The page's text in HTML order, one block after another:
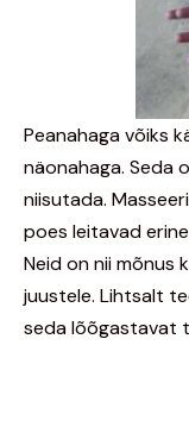
Peanahaga võiks
näonahaga. Seda
niisutada.
poes leitavad
Neid on nii mõnus
juustele. Lihtsalt
seda lõõgastavat